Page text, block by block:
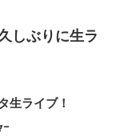
しぶりに生ラ
生ライブ！
ｰ